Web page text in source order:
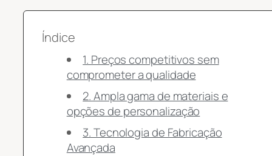
Índice
1. Preços competitivos sem
comprometer a qualidade
2. Ampla gama de materiais e
opções de personalização
3. Tecnologia de Fabricação
Avançada